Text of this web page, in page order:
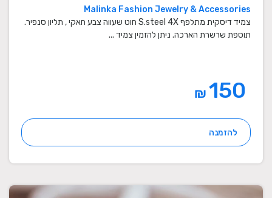
Malinka Fashion Jewelry & Accessories
צמיד דיסקית מתלפף S.steel 4X חוט שעווה צבע חאקי , תליון סנפיר.
תוספת שרשרת הארכה. ניתן להזמין צמיד ...
₪
להזמנה